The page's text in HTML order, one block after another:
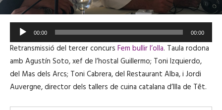
e
p
r
o
d
u
00:00 00:00
Retransmissió del tercer concurs Fem bullir l’olla. Taula rodona
amb Agustín Soto, xef de l’hostal Guillermo; Toni Izquierdo,
del Mas dels Arcs; Toni Cabrera, del Restaurant Alba, i Jordi
Auvergne, director dels tallers de cuina catalana d’Illa de Têt.